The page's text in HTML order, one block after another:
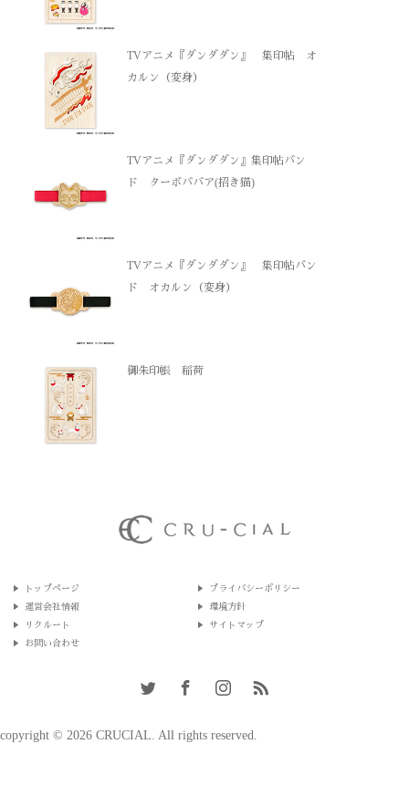
TVアニメ『ダンダダン』 集印帖 オ
カルン（変身）
TVアニメ『ダンダダン』集印帖バン
ド ターボババア(招き猫)
TVアニメ『ダンダダン』 集印帖バン
ド オカルン（変身）
御朱印帳 稲荷
トップページ
運営会社情報
リクルート
お問い合わせ
プライバシーポリシー
環境方針
サイトマップ
copyright © 2026 CRUCIAL. All rights reserved.